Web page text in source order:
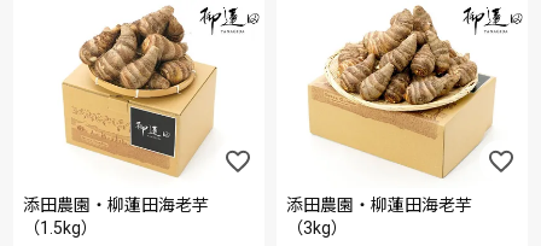
添田農園・柳蓮田海老芋
（1.5kg）
添田農園・柳蓮田海老芋
（3kg）